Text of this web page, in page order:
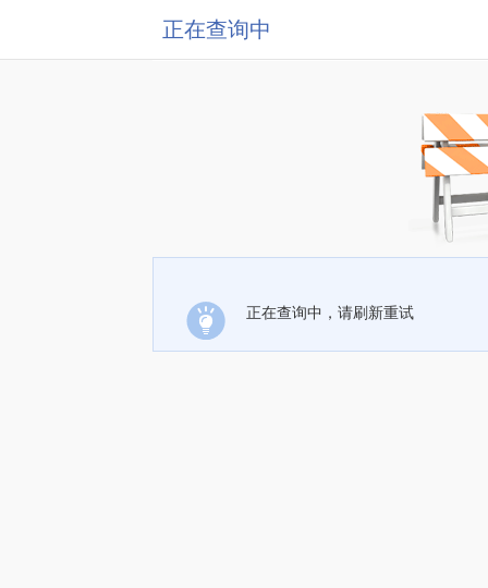
正在查询中
正在查询中，请刷新重试